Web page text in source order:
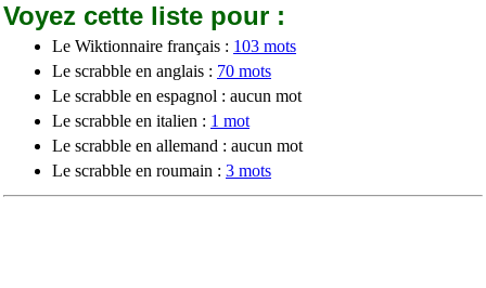
Voyez cette liste pour :
Le Wiktionnaire français : 103 mots
Le scrabble en anglais : 70 mots
Le scrabble en espagnol : aucun mot
Le scrabble en italien : 1 mot
Le scrabble en allemand : aucun mot
Le scrabble en roumain : 3 mots